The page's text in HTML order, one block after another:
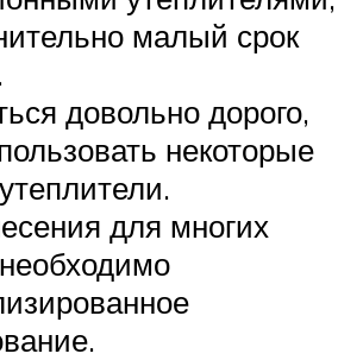
малый срок
довольно дорого,
некоторые
для многих